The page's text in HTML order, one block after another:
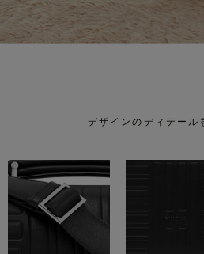
デザインのディテール